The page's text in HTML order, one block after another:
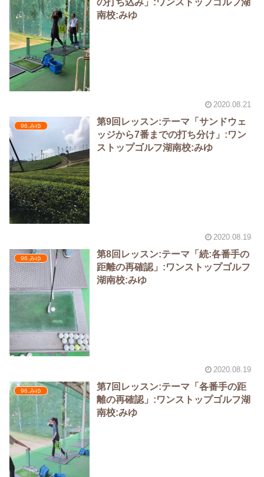
南校:みゆ
2020.08.21
96.みゆ
第9回レッスン:テーマ「サンドウェ
ッジから7番までの打ち分け」:ワン
ストップゴルフ湖南校:みゆ
2020.08.19
96.みゆ
第8回レッスン:テーマ「続:各番手の
距離の再確認」:ワンストップゴルフ
湖南校:みゆ
2020.08.19
96.みゆ
第7回レッスン:テーマ「各番手の距
離の再確認」:ワンストップゴルフ湖
南校:みゆ